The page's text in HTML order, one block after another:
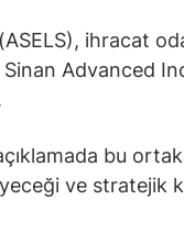
ihracat
Advanced
bu
ve stratejik